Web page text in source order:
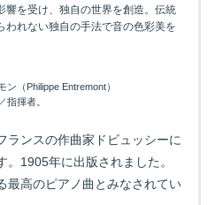
響を受け、独自の世界を創造。伝統
われない独自の手法で音の色彩美を
（Philippe Entremont）
指揮者。
ランスの作曲家ドビュッシーに
1905年に出版されました。
最高のピアノ曲とみなされてい